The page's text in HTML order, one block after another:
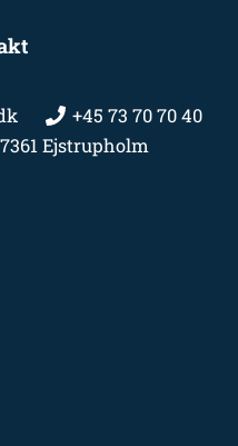
+45 73 70 70 40
Ejstrupholm